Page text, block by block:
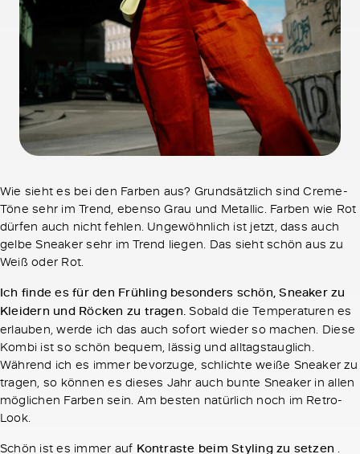
Wie sieht es bei den Farben aus? Grundsätzlich sind Creme-
Töne sehr im Trend, ebenso Grau und Metallic. Farben wie Rot
dürfen auch nicht fehlen. Ungewöhnlich ist jetzt, dass auch
gelbe Sneaker sehr im Trend liegen. Das sieht schön aus zu
Weiß oder Rot.
Ich finde es für den Frühling besonders schön, Sneaker zu
Kleidern und Röcken zu tragen. Sobald die Temperaturen es
erlauben, werde ich das auch sofort wieder so machen. Diese
Kombi ist so schön bequem, lässig und alltagstauglich.
Während ich es immer bevorzuge, schlichte weiße Sneaker zu
tragen, so können es dieses Jahr auch bunte Sneaker in allen
möglichen Farben sein. Am besten natürlich noch im Retro-
Look.
Schön ist es immer auf Kontraste beim Styling zu setzen